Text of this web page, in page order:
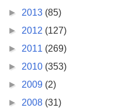
► 2013 (85)
► 2012 (127)
► 2011 (269)
► 2010 (353)
► 2009 (2)
► 2008 (31)